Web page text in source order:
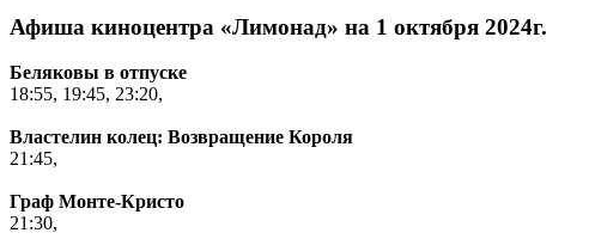
Афиша киноцентра «Лимонад» на 1 октября 2024г.
Беляковы в отпуске
18:55, 19:45, 23:20,
Властелин колец: Возвращение Короля
21:45,
Граф Монте-Кристо
21:30,